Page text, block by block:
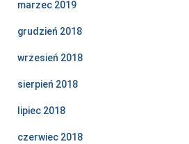
marzec 2019
grudzień 2018
wrzesień 2018
sierpień 2018
lipiec 2018
czerwiec 2018